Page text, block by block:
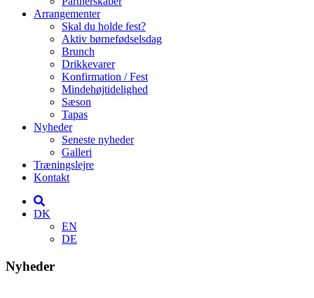
Arrangementer
Skal du holde fest?
Aktiv børnefødselsdag
Brunch
Drikkevarer
Konfirmation / Fest
Mindehøjtidelighed
Sæson
Tapas
Nyheder
Seneste nyheder
Galleri
Træningslejre
Kontakt
DK
EN
DE
Nyheder